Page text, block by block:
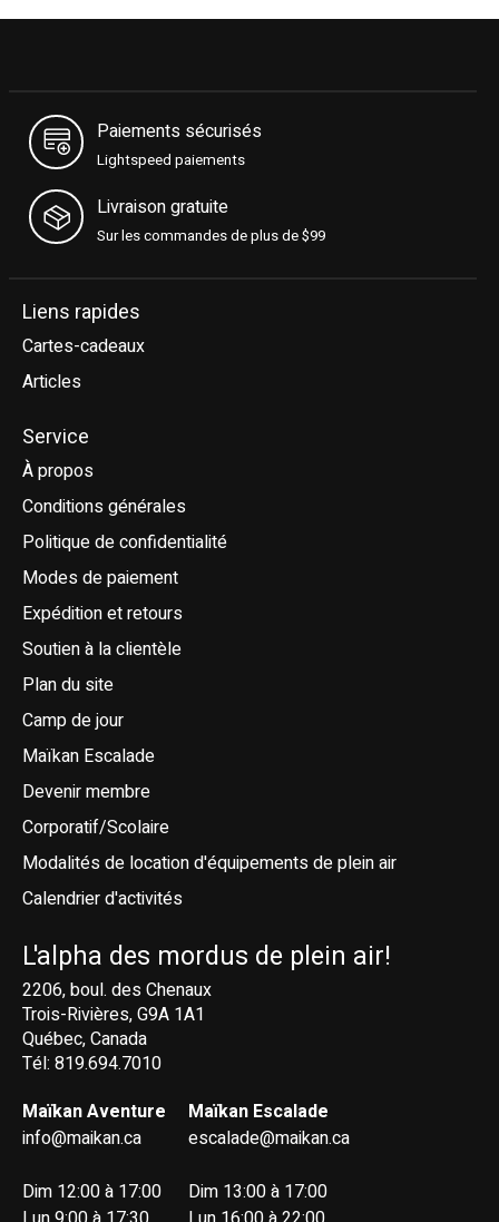
Paiements sécurisés
Lightspeed paiements
Livraison gratuite
Sur les commandes de plus de $99
Liens rapides
Cartes-cadeaux
Articles
Service
À propos
Conditions générales
Politique de confidentialité
Modes de paiement
Expédition et retours
Soutien à la clientèle
Plan du site
Camp de jour
Maïkan Escalade
Devenir membre
Corporatif/Scolaire
Modalités de location d'équipements de plein air
Calendrier d'activités
L'alpha des mordus de plein air!
2206, boul. des Chenaux
Trois-Rivières, G9A 1A1
Québec, Canada
Tél: 819.694.7010
Maïkan Aventure
info@maikan.ca
Dim 12:00 à 17:00
Maïkan Escalade
escalade@maikan.ca
Dim 13:00 à 17:00